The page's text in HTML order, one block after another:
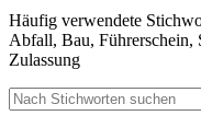
Häufig verwendete
Abfall, Bau, Führerschein,
Zulassung